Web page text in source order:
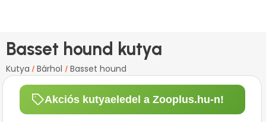
Basset hound kutya
Kutya / Bárhol / Basset hound
Akciós kutyaeledel a Zooplus.hu-n!